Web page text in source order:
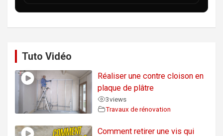
Tuto Vidéo
Réaliser une contre cloison en
plaque de plâtre
3views
Travaux de rénovation
Comment retirer une vis qui